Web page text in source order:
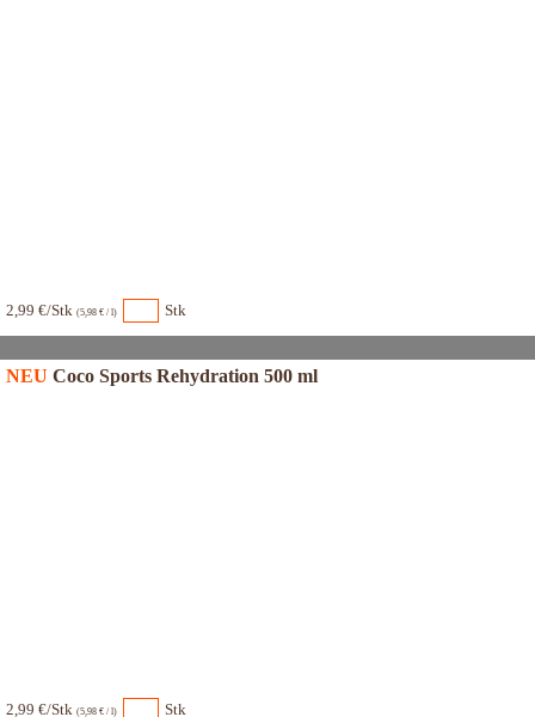
2,99 €/Stk (5,98 € / l) Stk
NEU Coco Sports Rehydration 500 ml
2,99 €/Stk (5,98 € / l) Stk